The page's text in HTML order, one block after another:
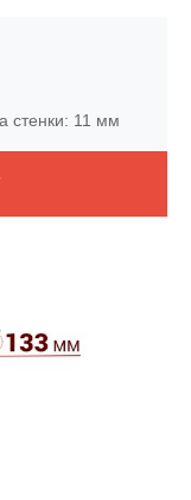
стенки: 11 мм